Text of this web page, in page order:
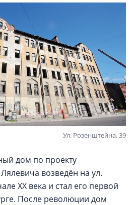
Ул. Розенштейна, 39
дом по проекту
возведён на ул.
XX века и стал его первой
После революции дом